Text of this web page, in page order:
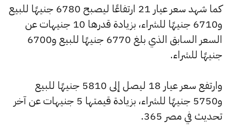
كما شهد سعر عيار 21 ارتفاعًا ليصبح 6780 جنيهًا للبيع
و6710 جنيهًا للشراء، بزيادة قدرها 10 جنيهات عن
السعر السابق الذي بلغ 6770 جنيهًا للبيع و6700
جنيهًا للشراء.
وارتفع سعر عيار 18 ليصل إلى 5810 جنيهًا للبيع
و5750 جنيهًا للشراء، بزيادة قيمتها 5 جنيهات عن آخر
تحديث في مصر 365.